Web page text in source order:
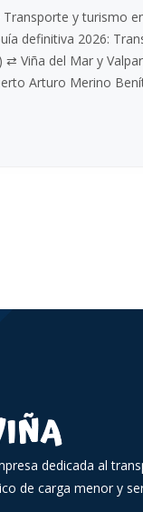
Transporte y turismo
definitiva 2026:
⇄ Viña del Mar y
Arturo Merino
dedicada al
de carga menor y